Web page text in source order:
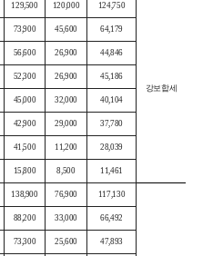
129,500 120,000 124,750
강보합세
73,900 45,600 64,179
56,600 26,900 44,846
52,300 26,900 45,186
45,000 32,000 40,104
42,900 29,000 37,780
41,500 11,200 28,039
15,800 8,500 11,461
138,900 76,900 117,130
88,200 33,000 66,492
73,300 25,600 47,893